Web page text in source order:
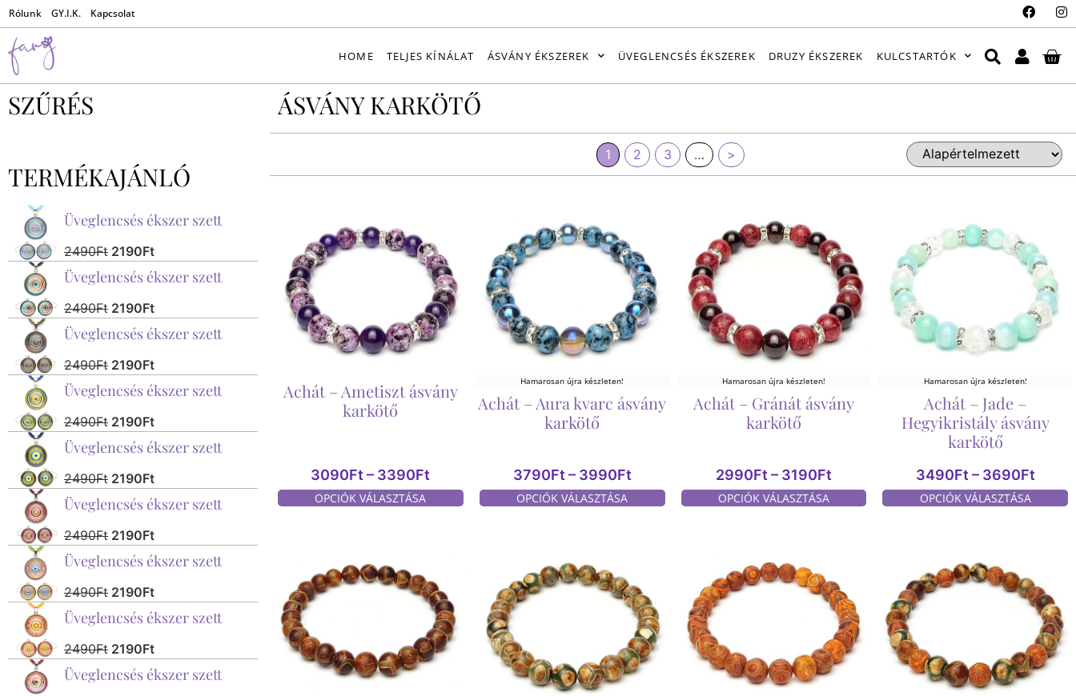
Rólunk GY.I.K. Kapcsolat
HOME TELJES KÍNÁLAT ÁSVÁNY ÉKSZEREK ÜVEGLENCSÉS ÉKSZEREK DRUZY ÉKSZEREK KULCSTARTÓK
SZŰRÉS
TERMÉKAJÁNLÓ
Üveglencsés ékszer szett
2490Ft 2190Ft
Üveglencsés ékszer szett
2490Ft 2190Ft
Üveglencsés ékszer szett
2490Ft 2190Ft
Üveglencsés ékszer szett
2490Ft 2190Ft
Üveglencsés ékszer szett
2490Ft 2190Ft
Üveglencsés ékszer szett
2490Ft 2190Ft
Üveglencsés ékszer szett
2490Ft 2190Ft
Üveglencsés ékszer szett
2490Ft 2190Ft
Üveglencsés ékszer szett
ÁSVÁNY KARKÖTŐ
1 2 3 … >
Achát – Ametiszt ásvány
karkötő
3090Ft – 3390Ft
OPCIÓK VÁLASZTÁSA
Hamarosan újra készleten!
Achát – Aura kvarc ásvány
karkötő
3790Ft – 3990Ft
OPCIÓK VÁLASZTÁSA
Hamarosan újra készleten!
Achát – Gránát ásvány
karkötő
2990Ft – 3190Ft
OPCIÓK VÁLASZTÁSA
Hamarosan újra készleten!
Achát – Jade –
Hegyikristály ásvány
karkötő
3490Ft – 3690Ft
OPCIÓK VÁLASZTÁSA